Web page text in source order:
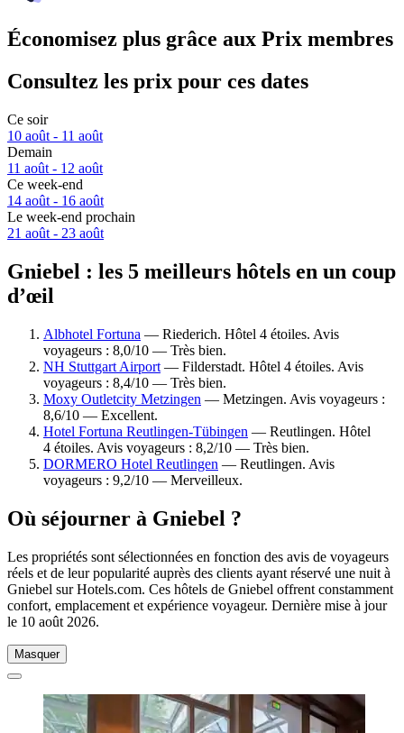
Économisez plus grâce aux Prix membres
Consultez les prix pour ces dates
Ce soir
10 août - 11 août
Demain
11 août - 12 août
Ce week-end
14 août - 16 août
Le week-end prochain
21 août - 23 août
Gniebel : les 5 meilleurs hôtels en un coup
d’œil
Albhotel Fortuna — Riederich. Hôtel 4 étoiles. Avis
voyageurs : 8,0/10 — Très bien.
NH Stuttgart Airport — Filderstadt. Hôtel 4 étoiles. Avis
voyageurs : 8,4/10 — Très bien.
Moxy Outletcity Metzingen — Metzingen. Avis voyageurs :
8,6/10 — Excellent.
Hotel Fortuna Reutlingen-Tübingen — Reutlingen. Hôtel
4 étoiles. Avis voyageurs : 8,2/10 — Très bien.
DORMERO Hotel Reutlingen — Reutlingen. Avis
voyageurs : 9,2/10 — Merveilleux.
Où séjourner à Gniebel ?
Les propriétés sont sélectionnées en fonction des avis de voyageurs
réels et de leur popularité auprès des clients ayant réservé une nuit à
Gniebel sur Hotels.com. Ces hôtels de Gniebel offrent constamment
confort, emplacement et expérience voyageur. Dernière mise à jour
le 10 août 2026.
Masquer